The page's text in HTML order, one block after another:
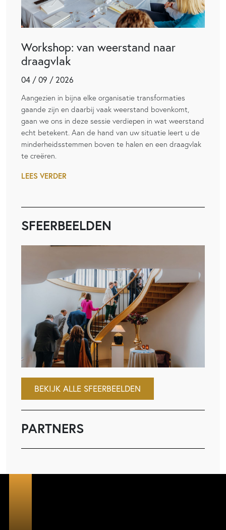
Workshop: van weerstand naar
draagvlak
04 / 09 / 2026
Aangezien in bijna elke organisatie transformaties
gaande zijn en daarbij vaak weerstand bovenkomt,
gaan we ons in deze sessie verdiepen in wat weerstand
echt betekent. Aan de hand van uw situatie leert u de
minderheidsstemmen boven te halen en een draagvlak
te creëren.
LEES VERDER
SFEERBEELDEN
BEKIJK ALLE SFEERBEELDEN
PARTNERS